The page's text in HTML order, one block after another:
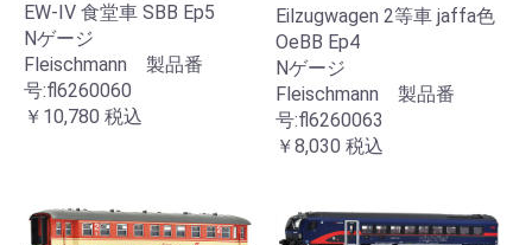
EW-IV 食堂車 SBB Ep5
Nゲージ
Fleischmann 製品番
号:fl6260060
￥10,780 税込
Eilzugwagen 2等車 jaffa色
OeBB Ep4
Nゲージ
Fleischmann 製品番
号:fl6260063
￥8,030 税込